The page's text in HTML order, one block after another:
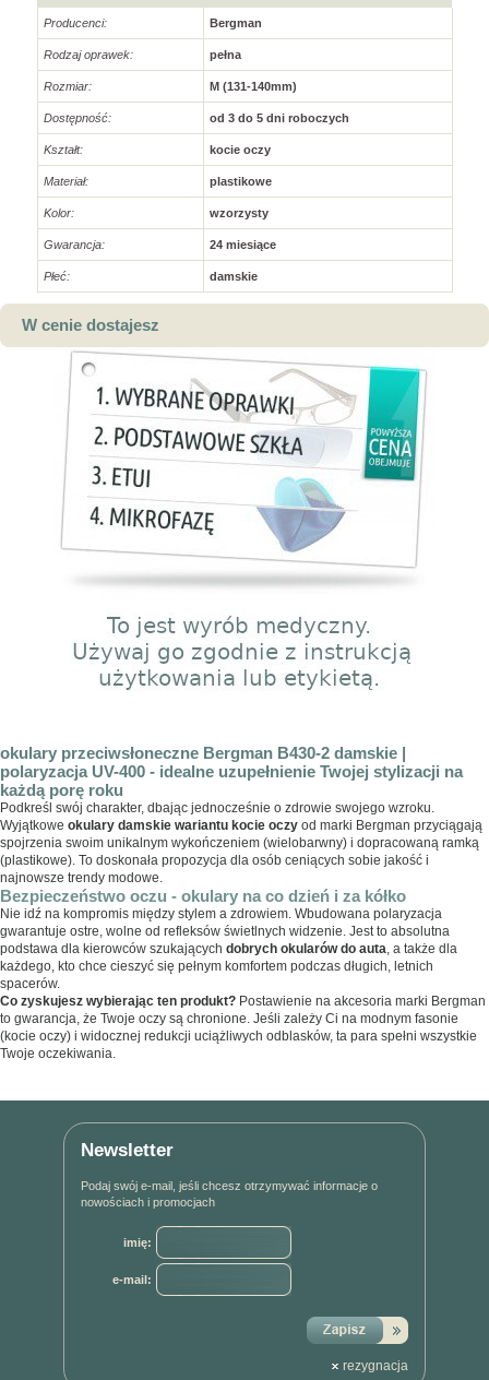
Producenci: Bergman
Rodzaj oprawek: pełna
Rozmiar: M (131-140mm)
Dostępność: od 3 do 5 dni roboczych
Kształt: kocie oczy
Materiał: plastikowe
Kolor: wzorzysty
Gwarancja: 24 miesiące
Płeć: damskie
W cenie dostajesz
okulary przeciwsłoneczne Bergman B430-2 damskie |
polaryzacja UV-400 - idealne uzupełnienie Twojej stylizacji na
każdą porę roku
Podkreśl swój charakter, dbając jednocześnie o zdrowie swojego wzroku.
Wyjątkowe okulary damskie wariantu kocie oczy od marki Bergman przyciągają
spojrzenia swoim unikalnym wykończeniem (wielobarwny) i dopracowaną ramką
(plastikowe). To doskonała propozycja dla osób ceniących sobie jakość i
najnowsze trendy modowe.
Bezpieczeństwo oczu - okulary na co dzień i za kółko
Nie idź na kompromis między stylem a zdrowiem. Wbudowana polaryzacja
gwarantuje ostre, wolne od refleksów świetlnych widzenie. Jest to absolutna
podstawa dla kierowców szukających dobrych okularów do auta , a także dla
każdego, kto chce cieszyć się pełnym komfortem podczas długich, letnich
spacerów.
Co zyskujesz wybierając ten produkt? Postawienie na akcesoria marki Bergman
to gwarancja, że Twoje oczy są chronione. Jeśli zależy Ci na modnym fasonie
(kocie oczy) i widocznej redukcji uciążliwych odblasków, ta para spełni wszystkie
Twoje oczekiwania.
Newsletter
Podaj swój e-mail, jeśli chcesz otrzymywać informacje o
nowościach i promocjach
imię:
e-mail:
rezygnacja